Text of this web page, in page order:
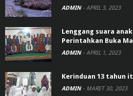
ADMIN - APRIL 3, 2023
Lenggang suara
Perintahkan Buka
ADMIN - APRIL 1, 2023
Kerinduan 13 tahun
ADMIN - MARET 30, 2023